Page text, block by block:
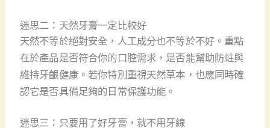
迷思二：天然牙膏一定比較好
天然不等於絕對安全，人工成分也不等於不好。重點
在於產品是否符合你的口腔需求，是否能幫助防蛀與
維持牙齦健康。若你特別重視天然草本，也應同時確
認它是否具備足夠的日常保護功能。
迷思三：只要用了好牙膏，就不用牙線